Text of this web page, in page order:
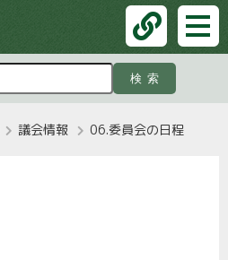
検索
議会情報 06.委員会の日程